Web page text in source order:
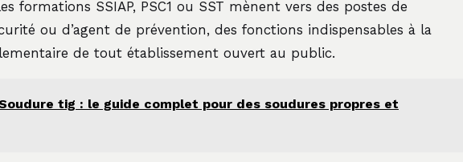
formations SSIAP, PSC1 ou SST mènent vers des postes de
ou d’agent de prévention, des fonctions indispensables à la
de tout établissement ouvert au public.
tig : le guide complet pour des soudures propres et